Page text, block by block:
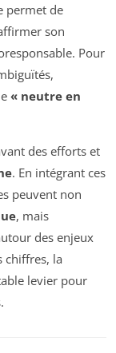
permet de
son
Pour
« neutre en
des efforts et
. En intégrant ces
peuvent non
, mais
des enjeux
chiffres, la
levier pour